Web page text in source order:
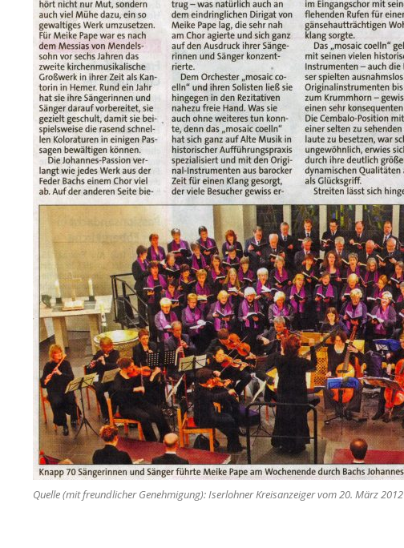
Quelle (mit freundlicher Genehmigung): Iserlohner Kreisanzeiger vom 20. März 2012